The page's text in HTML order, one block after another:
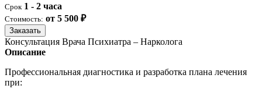
Срок 1 - 2 часа
Стоимость: от 5 500 ₽
Заказать
Консультация Врача Психиатра – Нарколога
Описание
Профессиональная диагностика и разработка плана лечения
при: